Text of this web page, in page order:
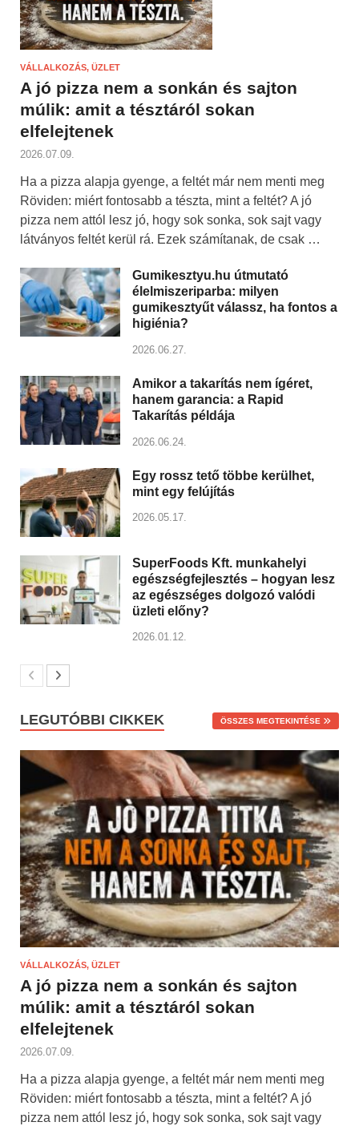
VÁLLALKOZÁS, ÜZLET
A jó pizza nem a sonkán és sajton
múlik: amit a tésztáról sokan
elfelejtenek
2026.07.09.
Ha a pizza alapja gyenge, a feltét már nem menti meg
Röviden: miért fontosabb a tészta, mint a feltét? A jó
pizza nem attól lesz jó, hogy sok sonka, sok sajt vagy
látványos feltét kerül rá. Ezek számítanak, de csak …
Gumikesztyu.hu útmutató
élelmiszeriparba: milyen
gumikesztyűt válassz, ha fontos a
higiénia?
2026.06.27.
Amikor a takarítás nem ígéret,
hanem garancia: a Rapid
Takarítás példája
2026.06.24.
Egy rossz tető többe kerülhet,
mint egy felújítás
2026.05.17.
SuperFoods Kft. munkahelyi
egészségfejlesztés – hogyan lesz
az egészséges dolgozó valódi
üzleti előny?
2026.01.12.
LEGUTÓBBI CIKKEK ÖSSZES MEGTEKINTÉSE
VÁLLALKOZÁS, ÜZLET
A jó pizza nem a sonkán és sajton
múlik: amit a tésztáról sokan
elfelejtenek
2026.07.09.
Ha a pizza alapja gyenge, a feltét már nem menti meg
Röviden: miért fontosabb a tészta, mint a feltét? A jó
pizza nem attól lesz jó, hogy sok sonka, sok sajt vagy